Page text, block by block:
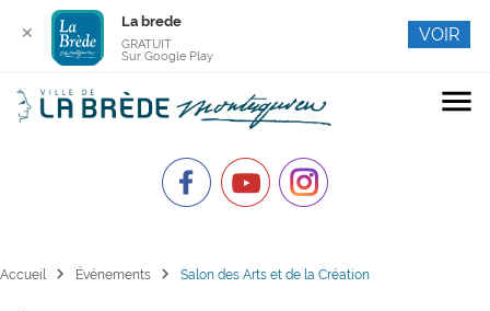
menu
Accueil chevron_right Événements chevron_right Salon des Arts et de la Création
✕
La brede
GRATUIT
Sur Google Play
VOIR